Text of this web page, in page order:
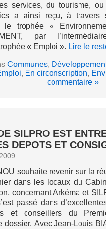
services, du tourisme, ou
a ainsi reçu, à travers
le trophée «
par
« Emploi ». Lire le
Communes,
, En circonscription,
commentaire »
SILPRO EST
DEPOTS ET
souhaite revenir sur la
dans les locaux du
concernant Arkéma et
passé dans
et conseillers du
dossier. Avec Jean-Louis